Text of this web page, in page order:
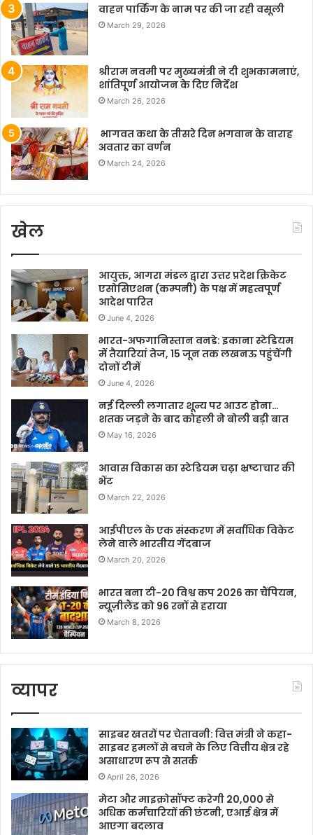
वाहन पार्किंग के नाम पर की जा रही वसूली
March 29, 2026
श्रीराम नवमी पर मुख्यमंत्री ने दी शुभकामनाएं,
शांतिपूर्ण आयोजन के दिए निर्देश
March 26, 2026
भागवत कथा के तीसरे दिन भगवान के वाराह
अवतार का वर्णन
March 24, 2026
खेल
आयुक्त, आगरा मंडल द्वारा उत्तर प्रदेश क्रिकेट
एसोसिएशन (कम्पनी) के पक्ष में महत्वपूर्ण
आदेश पारित
June 4, 2026
भारत-अफगानिस्तान वनडे: इकाना स्टेडियम
में तैयारियां तेज, 15 जून तक लखनऊ पहुंचेंगी
दोनों टीमें
June 4, 2026
नई दिल्ली लगातार शून्य पर आउट होना…
शतक जड़ने के बाद कोहली ने बोली बड़ी बात
May 16, 2026
आवास विकास का स्टेडियम चढ़ा भ्रष्टाचार की
भेंट
March 22, 2026
आईपीएल के एक संस्करण में सर्वाधिक विकेट
लेने वाले भारतीय गेंदबाज
March 20, 2026
भारत बना टी-20 विश्व कप 2026 का चैंपियन,
न्यूज़ीलैंड को 96 रनों से हराया
March 8, 2026
व्यापर
साइबर खतरों पर चेतावनी: वित्त मंत्री ने कहा-
साइबर हमलों से बचने के लिए वित्तीय क्षेत्र रहे
असाधारण रूप से सतर्क
April 26, 2026
मेटा और माइक्रोसॉफ्ट करेगी 20,000 से
अधिक कर्मचारियों की छंटनी, एआई क्षेत्र में
आएगा बदलाव